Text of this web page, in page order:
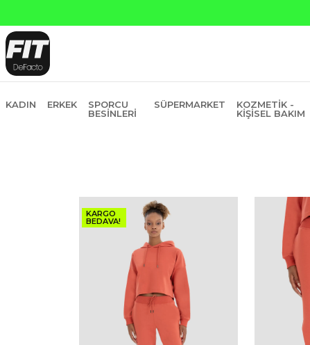
KADIN ERKEK
SPORCU
BESINLERI
SÜPERMARKET
KOZMETIK -
KIŞISEL BAKIM
KARGO
BEDAVA!